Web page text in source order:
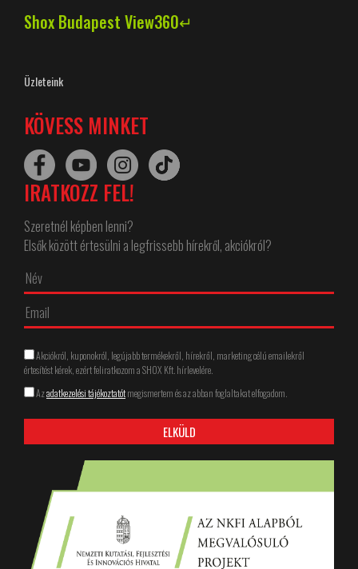
Shox Budapest View360↵
Üzleteink
KÖVESS MINKET
IRATKOZZ FEL!
Szeretnél képben lenni?
Elsők között értesülni a legfrissebb hírekről, akciókról?
Akciókról, kuponokról, legújabb termékekről, hírekről, marketing célú emailekről
értesítést kérek, ezért feliratkozom a SHOX Kft. hírlevelére.
Azadatkezelési tájékoztatótmegismertem és az abban foglaltakat elfogadom.